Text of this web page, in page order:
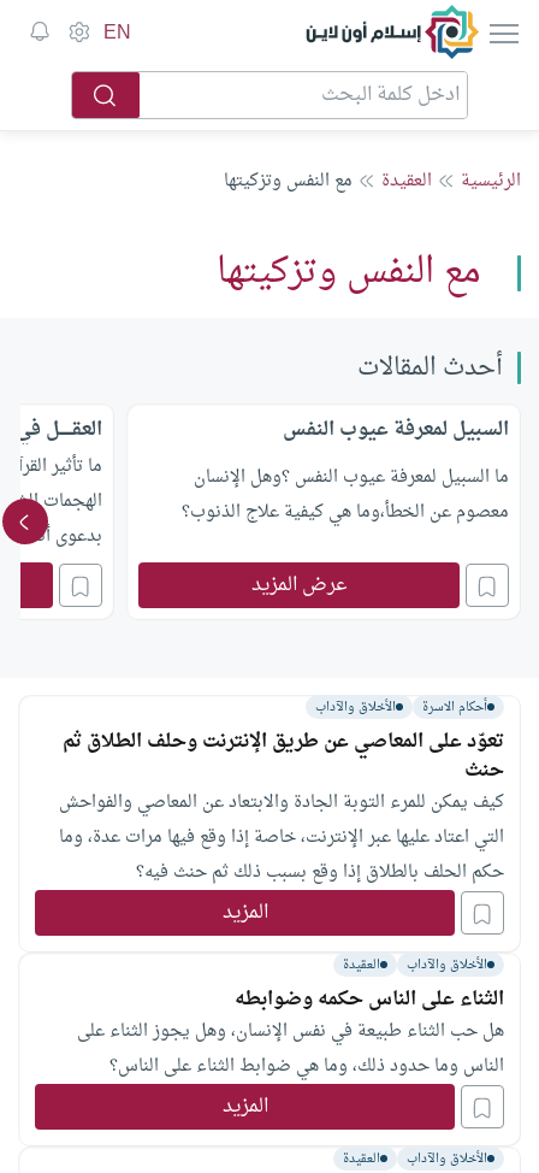
إسلام أون لاين EN
الرئيسية العقيدة مع النفس وتزكيتها
مع النفس وتزكيتها
أحدث المقالات
السبيل لمعرفة عيوب النفس
ما السبيل لمعرفة عيوب النفس ؟وهل الإنسان
معصوم عن الخطأ،وما هي كيفية علاج الذنوب؟
عرض المزيد
العقـــــل في
ما تأثير
الهجمات
بدعوى أنه
أحكام الاسرة الأخلاق والآداب
تعوّد على المعاصي عن طريق الإنترنت وحلف الطلاق ثم
حنث
كيف يمكن للمرء التوبة الجادة والابتعاد عن المعاصي والفواحش
التي اعتاد عليها عبر الإنترنت، خاصة إذا وقع فيها مرات عدة، وما
حكم الحلف بالطلاق إذا وقع بسبب ذلك ثم حنث فيه؟
المزيد
الأخلاق والآداب العقيدة
الثناء على الناس حكمه وضوابطه
هل حب الثناء طبيعة في نفس الإنسان، وهل يجوز الثناء على
الناس وما حدود ذلك، وما هي ضوابط الثناء على الناس؟
المزيد
الأخلاق والآداب العقيدة